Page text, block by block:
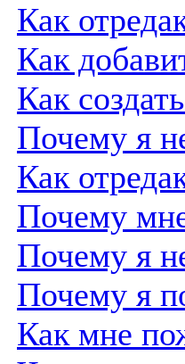
Как
Как
Как
Почему я
Как
Почему
Почему я
Почему я
Как мне